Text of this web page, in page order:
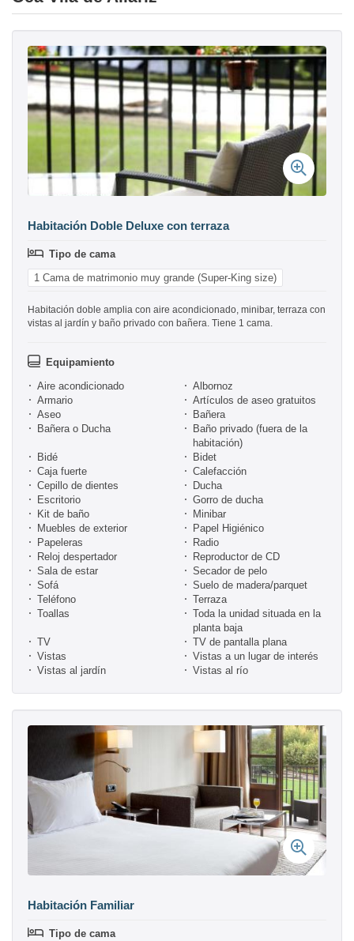
Habitación Doble Deluxe con terraza
Tipo de cama
1 Cama de matrimonio muy grande (Super-King size)
Habitación doble amplia con aire acondicionado, minibar, terraza con
vistas al jardín y baño privado con bañera. Tiene 1 cama.
Equipamiento
Aire acondicionado
Albornoz
Armario
Artículos de aseo gratuitos
Aseo
Bañera
Bañera o Ducha
Baño privado (fuera de la
habitación)
Bidé
Bidet
Caja fuerte
Calefacción
Cepillo de dientes
Ducha
Escritorio
Gorro de ducha
Kit de baño
Minibar
Muebles de exterior
Papel Higiénico
Papeleras
Radio
Reloj despertador
Reproductor de CD
Sala de estar
Secador de pelo
Sofá
Suelo de madera/parquet
Teléfono
Terraza
Toallas
Toda la unidad situada en la
planta baja
TV
TV de pantalla plana
Vistas
Vistas a un lugar de interés
Vistas al jardín
Vistas al río
Habitación Familiar
Tipo de cama